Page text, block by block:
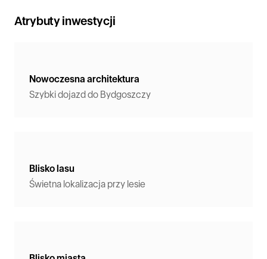
Atrybuty inwestycji
Nowoczesna architektura
Szybki dojazd do Bydgoszczy
Blisko lasu
Świetna lokalizacja przy lesie